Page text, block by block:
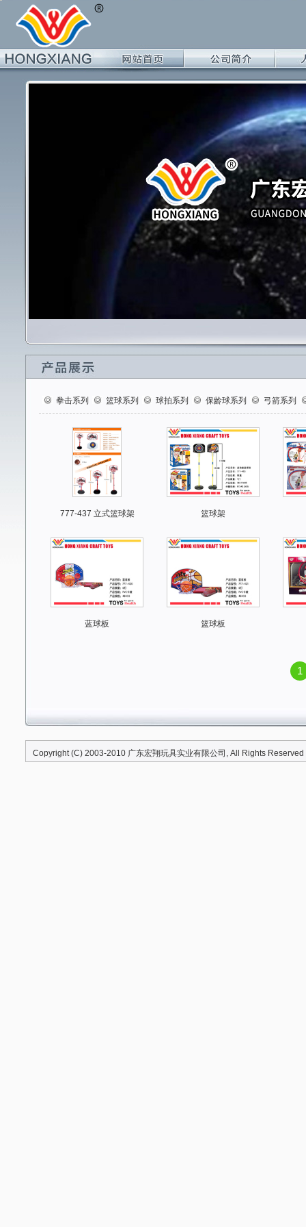
拳击系列 篮球系列 球拍系列 保龄球系列 弓箭系列
777-437 立式篮球架 篮球架
蓝球板 篮球板
1
Copyright (C) 2003-2010 广东宏翔玩具实业有限公司 , All Rights Reserved